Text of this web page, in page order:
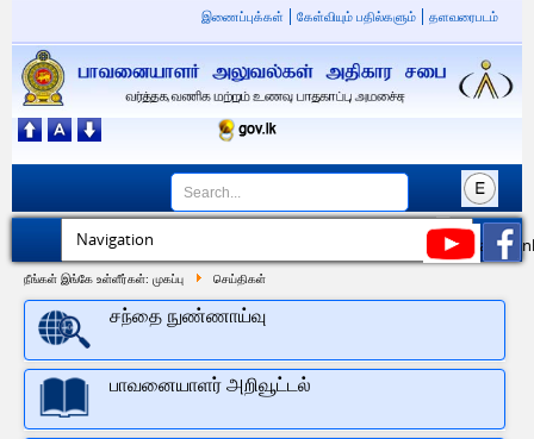
இணைப்புக்கள் கேள்வியும் பதில்களும் தளவரைபடம்
நீங்கள் இங்கே உள்ளீர்கள்: முகப்பு செய்திகள்
சந்தை நுண்ணாய்வு
பாவனையாளர் அறிவூட்டல்